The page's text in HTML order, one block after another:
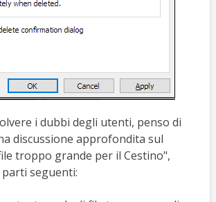
i dubbi degli utenti, penso di
discussione approfondita sul
troppo grande per il Cestino",
seguenti: